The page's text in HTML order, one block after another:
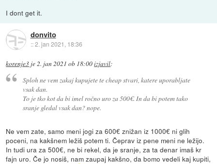
I dont get it.
donvito
::2. jan 2021, 18:36
korenje3 je2. jan 2021 ob 18:00izjavil:
Sploh ne vem zakaj kupujete te cheap stvari, katere uporabljate
vsak dan.
To je tko kot da bi imel ročno uro za 500€. In da bi potem tako
sranje gledal vsak dan? nope.
Ne vem zate, samo meni jogi za 600€ znižan iz 1000€ ni glih
poceni, na kakšnem ležiš potem ti. Čeprav iz pene meni ne ležijo.
In tudi ura za 500€, ne bi rekel, da je sranje, za ta denar imaš kr
fajn uro. Če jo nosiš, nam zaupaj kakšno, da bomo vedeli kaj kupiti,